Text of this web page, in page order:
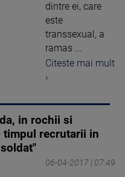
dintre ei, care
este
transsexual, a
ramas ...
Citeste mai mult
›
in rochii si
timpul recrutarii in
06-04-2017 | 07:49